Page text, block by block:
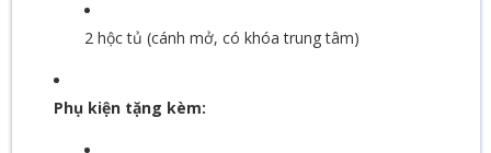
2 hộc tủ (cánh mở, có khóa trung tâm)
Phụ kiện tặng kèm: